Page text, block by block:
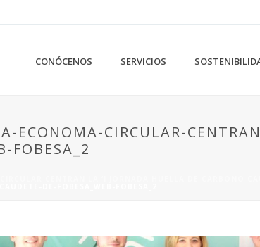
CONÓCENOS SERVICIOS
ECONOMA-CIRCULAR-
FOBESA_2